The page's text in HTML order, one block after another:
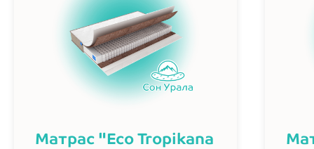
Матрас "Eco Tropikana